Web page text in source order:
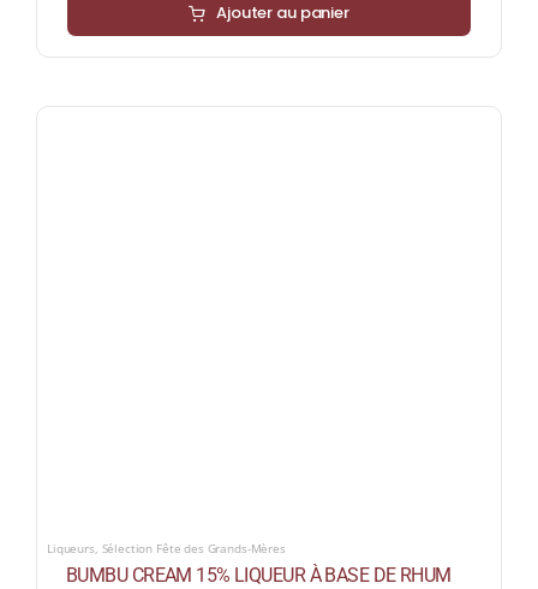
Ajouter au panier
Liqueurs, Sélection Fête des Grands-Mères
BUMBU CREAM 15% LIQUEUR À BASE DE RHUM